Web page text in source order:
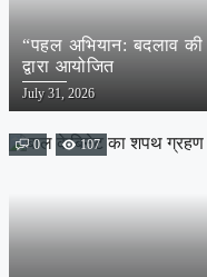
“पहल अभियान: बदलाव
द्वारा आयोजित
Posted
on
July 31, 2026
0 107